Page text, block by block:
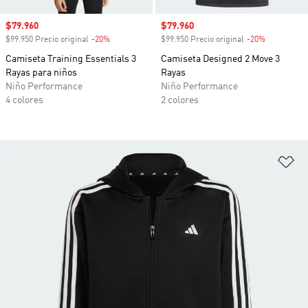
Precio de venta
$79.960
$99.950 Precio original -20%
Camiseta Training Essentials 3
Rayas para niños
Niño Performance
4 colores
Precio de venta
$79.960
$99.950 Precio original -20%
Camiseta Designed 2 Move 3
Rayas
Niño Performance
2 colores